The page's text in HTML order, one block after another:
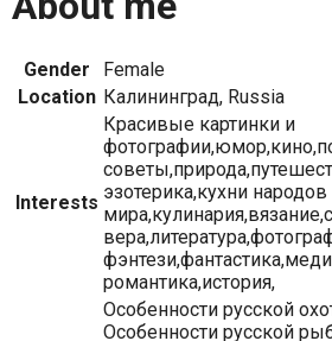
Gender
Female
Location Калининград, Russia
Interests
Красивые картинки и
эзотерика,кухни народов
романтика,история,
Особенности русской
Особенности русской